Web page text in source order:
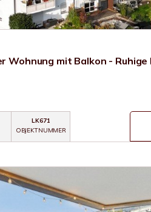
Wohnung mit Balkon - Ruhige
LK671
OBJEKTNUMMER